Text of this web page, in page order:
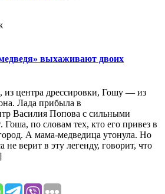
выхаживают двоих
из центра дрессировки, Гошу — из
Лада прибыла в
Василия Попова с сильными
Гоша, по словам тех, кто его привез в
А мама-медведица утонула. Но
не верит в эту легенду, говорит, что